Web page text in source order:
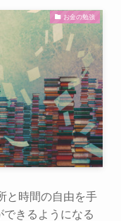
お金の勉強
と時間の自由を手
きるようになる